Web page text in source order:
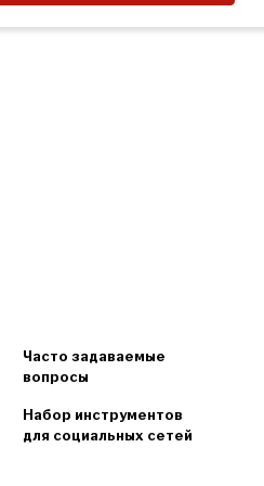
Часто задаваемые
вопросы
Набор инструментов
для социальных сетей